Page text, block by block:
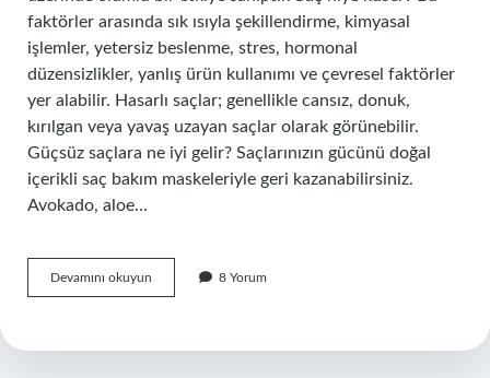
faktörler arasında sık ısıyla şekillendirme, kimyasal
işlemler, yetersiz beslenme, stres, hormonal
düzensizlikler, yanlış ürün kullanımı ve çevresel faktörler
yer alabilir. Hasarlı saçlar; genellikle cansız, donuk,
kırılgan veya yavaş uzayan saçlar olarak görünebilir.
Güçsüz saçlara ne iyi gelir? Saçlarınızın gücünü doğal
içerikli saç bakım maskeleriyle geri kazanabilirsiniz.
Avokado, aloe…
Devamını okuyun Saçlarım
Küstü
8 Yorum